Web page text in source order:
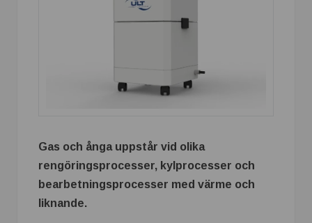
Gas och ånga uppstår vid olika
rengöringsprocesser, kylprocesser och
bearbetningsprocesser med värme och
liknande.